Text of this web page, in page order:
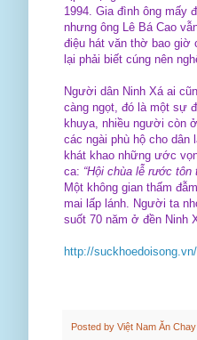
1994. Gia đình ông mấy
nhưng ông Lê Bá Cao
điệu hát văn thờ bao giờ
lại phải biết cúng nên
Người dân Ninh Xá ai
càng ngọt, đó là một sự
khuya, nhiều người còn
các ngài phù hộ cho dân
khát khao những ước
ca: “Hội chùa lễ rước
Một không gian thấm
mai lấp lánh. Người ta
suốt 70 năm ở đền Ninh
http://
Posted by Việt Nam Ăn Chay